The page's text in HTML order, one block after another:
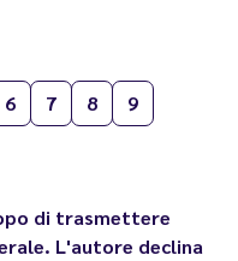
6 7 8 9
di trasmettere
L'autore declina